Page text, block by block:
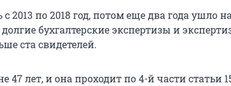
с 2013 по 2018 год, потом еще два года ушло
бухгалтерские экспертизы и
ста свидетелей.
47 лет, и она проходит по 4-й части статьи